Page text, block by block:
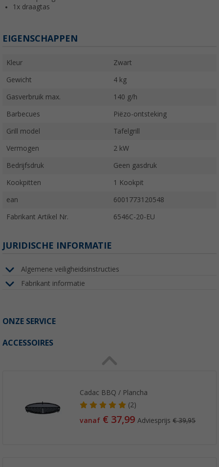
1x draagtas
EIGENSCHAPPEN
Kleur Zwart
Gewicht 4 kg
Gasverbruik max. 140 g/h
Barbecues Piëzo-ontsteking
Grill model Tafelgrill
Vermogen 2 kW
Bedrijfsdruk Geen gasdruk
Kookpitten 1 Kookpit
ean 6001773120548
Fabrikant Artikel Nr. 6546C-20-EU
JURIDISCHE INFORMATIE
Algemene veiligheidsinstructies
Fabrikant informatie
ONZE SERVICE
ACCESSOIRES
Cadac BBQ / Plancha
(2)
vanaf € 37,99Adviesprijs€ 39,95